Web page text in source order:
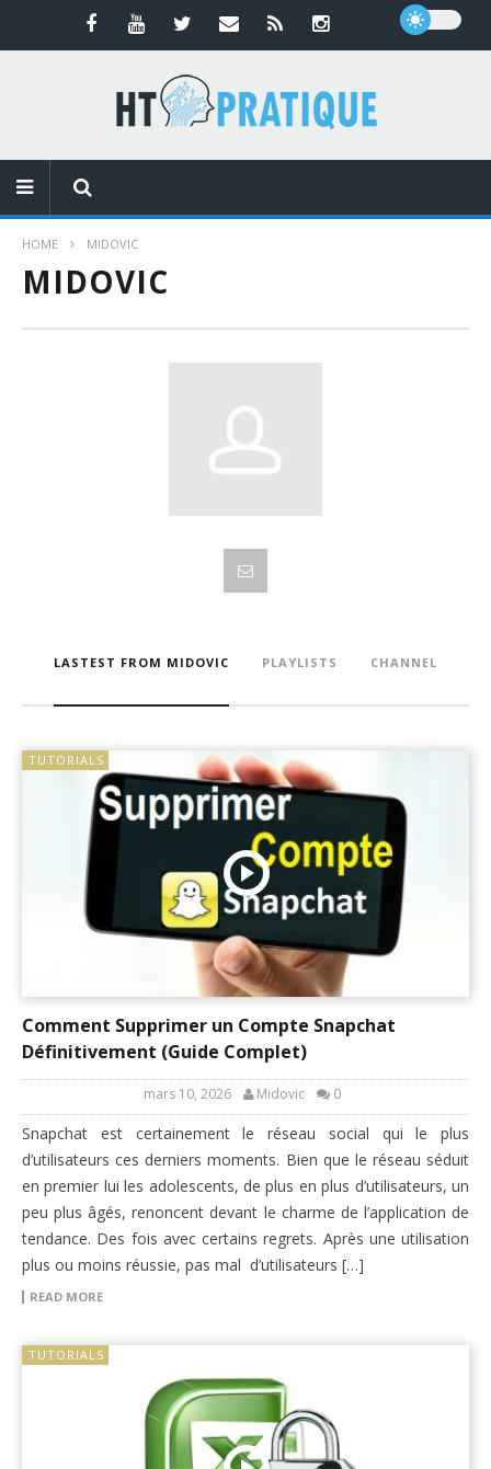
HOME MIDOVIC
MIDOVIC
LASTEST FROM MIDOVIC PLAYLISTS CHANNEL
TUTORIALS
Comment Supprimer un Compte Snapchat
Définitivement (Guide Complet)
mars 10, 2026 Midovic 0
Snapchat est certainement le réseau social qui le plus
d’utilisateurs ces derniers moments. Bien que le réseau séduit
en premier lui les adolescents, de plus en plus d’utilisateurs, un
peu plus âgés, renoncent devant le charme de l’application de
tendance. Des fois avec certains regrets. Après une utilisation
plus ou moins réussie, pas mal d’utilisateurs […]
READ MORE
TUTORIALS